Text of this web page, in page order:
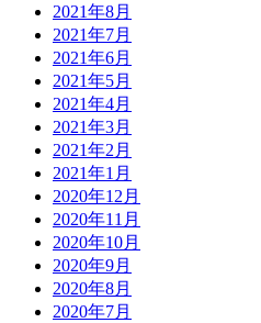
2021年8月
2021年7月
2021年6月
2021年5月
2021年4月
2021年3月
2021年2月
2021年1月
2020年12月
2020年11月
2020年10月
2020年9月
2020年8月
2020年7月